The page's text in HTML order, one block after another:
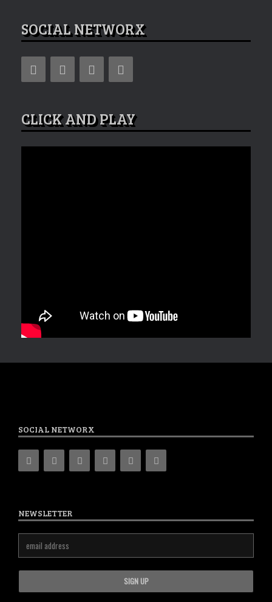
SOCIAL NETWORX
CLICK AND PLAY
SOCIAL NETWORX
NEWSLETTER